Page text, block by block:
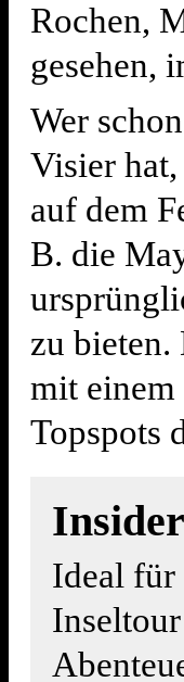
Rochen,
gesehen,
Wer
Visier
auf dem
B. die
zu
mit einem
Topspots
Ideal